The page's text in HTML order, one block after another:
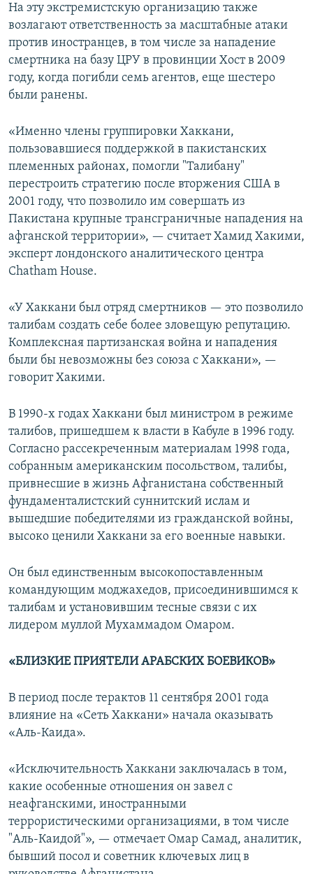
На эту экстремистскую организацию также
возлагают ответственность за масштабные атаки
против иностранцев, в том числе за нападение
смертника на базу ЦРУ в провинции Хост в 2009
году, когда погибли семь агентов, еще шестеро
были ранены.
«Именно члены группировки Хаккани,
пользовавшиеся поддержкой в пакистанских
племенных районах, помогли "Талибану"
перестроить стратегию после вторжения США в
2001 году, что позволило им совершать из
Пакистана крупные трансграничные нападения на
афганской территории», — считает Хамид Хакими,
эксперт лондонского аналитического центра
Chatham House.
«У Хаккани был отряд смертников — это позволило
талибам создать себе более зловещую репутацию.
Комплексная партизанская война и нападения
были бы невозможны без союза с Хаккани», —
говорит Хакими.
В 1990-х годах Хаккани был министром в режиме
талибов, пришедшем к власти в Кабуле в 1996 году.
Согласно рассекреченным материалам 1998 года,
собранным американским посольством, талибы,
привнесшие в жизнь Афганистана собственный
фундаменталистский суннитский ислам и
вышедшие победителями из гражданской войны,
высоко ценили Хаккани за его военные навыки.
Он был единственным высокопоставленным
командующим моджахедов, присоединившимся к
талибам и установившим тесные связи с их
лидером муллой Мухаммадом Омаром.
«БЛИЗКИЕ ПРИЯТЕЛИ АРАБСКИХ БОЕВИКОВ»
В период после терактов 11 сентября 2001 года
влияние на «Сеть Хаккани» начала оказывать
«Аль-Каида».
«Исключительность Хаккани заключалась в том,
какие особенные отношения он завел с
неафганскими, иностранными
террористическими организациями, в том числе
"Аль-Каидой"», — отмечает Омар Самад, аналитик,
бывший посол и советник ключевых лиц в